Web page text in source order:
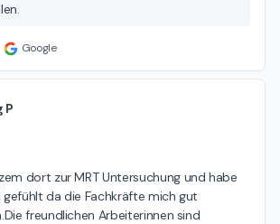
Google
P
dort zur MRT Untersuchung und habe
gefühlt da die Fachkräfte mich gut
freundlichen Arbeiterinnen sind